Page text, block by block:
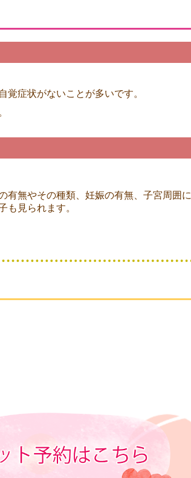
症状がないことが多いです。
無やその種類、妊娠の有無、子宮周囲
も見られます。